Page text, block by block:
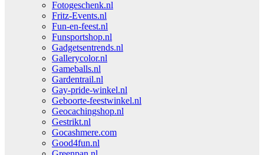
Fotogeschenk.nl
Fritz-Events.nl
Fun-en-feest.nl
Funsportshop.nl
Gadgetsentrends.nl
Gallerycolor.nl
Gameballs.nl
Gardentrail.nl
Gay-pride-winkel.nl
Geboorte-feestwinkel.nl
Geocachingshop.nl
Gestrikt.nl
Gocashmere.com
Good4fun.nl